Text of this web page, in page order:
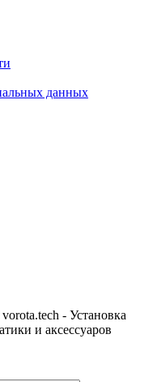
данных
- Установка
и аксессуаров